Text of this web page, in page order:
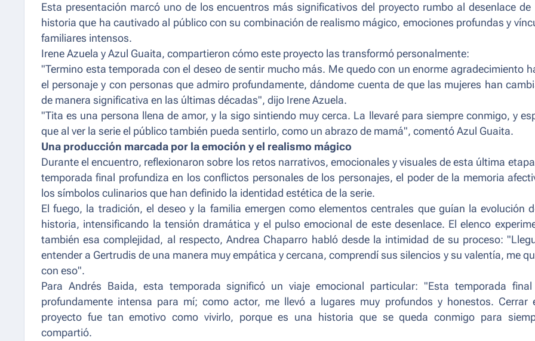
Esta presentación marcó uno de los encuentros más significativos del proyecto rumbo al desenlace de
historia que ha cautivado al público con su combinación de realismo mágico, emociones profundas y
familiares intensos.
Irene Azuela y Azul Guaita, compartieron cómo este proyecto las transformó personalmente:
"Termino esta temporada con el deseo de sentir mucho más. Me quedo con un enorme agradecimiento
el personaje y con personas que admiro profundamente, dándome cuenta de que las mujeres han
de manera significativa en las últimas décadas", dijo Irene Azuela.
"Tita es una persona llena de amor, y la sigo sintiendo muy cerca. La llevaré para siempre conmigo, y
que al ver la serie el público también pueda sentirlo, como un abrazo de mamá", comentó Azul Guaita.
Una producción marcada por la emoción y el realismo mágico
Durante el encuentro, reflexionaron sobre los retos narrativos, emocionales y visuales de esta última
temporada final profundiza en los conflictos personales de los personajes, el poder de la memoria
los símbolos culinarios que han definido la identidad estética de la serie.
El fuego, la tradición, el deseo y la familia emergen como elementos centrales que guían la evolución
historia, intensificando la tensión dramática y el pulso emocional de este desenlace. El elenco
también esa complejidad, al respecto, Andrea Chaparro habló desde la intimidad de su proceso:
entender a Gertrudis de una manera muy empática y cercana, comprendí sus silencios y su valentía, me
con eso".
Para Andrés Baida, esta temporada significó un viaje emocional particular: "Esta temporada
profundamente intensa para mí; como actor, me llevó a lugares muy profundos y honestos. Cerrar
proyecto fue tan emotivo como vivirlo, porque es una historia que se queda conmigo para
compartió.